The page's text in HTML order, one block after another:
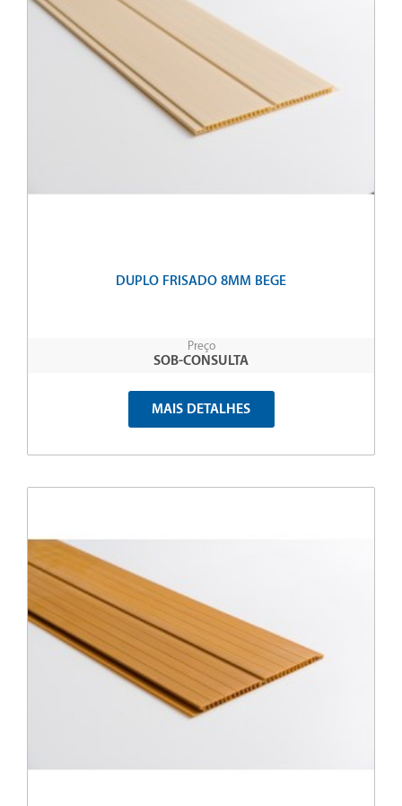
DUPLO FRISADO 8MM BEGE
Preço
SOB-CONSULTA
MAIS DETALHES